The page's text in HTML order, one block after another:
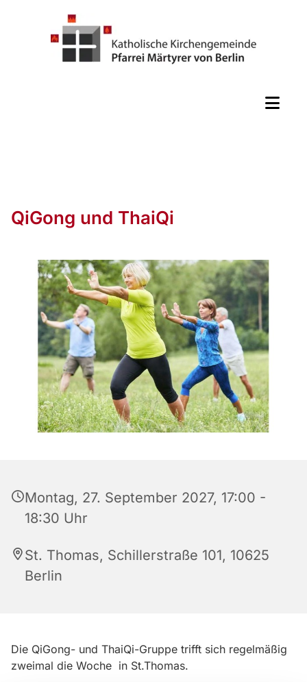
QiGong und ThaiQi
Montag, 27. September 2027, 17:00 -
18:30 Uhr
St. Thomas, Schillerstraße 101, 10625
Berlin
Die QiGong- und ThaiQi-Gruppe trifft sich regelmäßig
zweimal die Woche in St.Thomas.